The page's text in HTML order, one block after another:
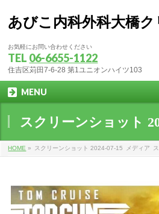
あびこ内科外科大橋ク
お気軽にお問い合わせください
TEL 06-6655-1122
住吉区苅田7-6-28 第1ユニオンハイツ103
MENU
スクリーンショット
HOME » スクリーンショット 2024-07-15 メディア